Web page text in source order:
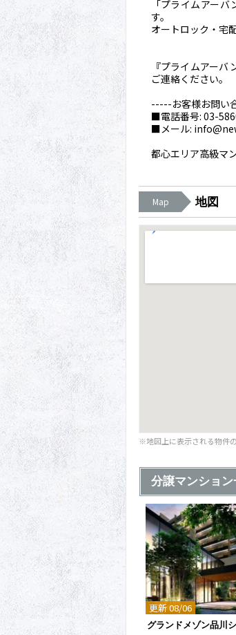
「プライムアー
す。
オートロック・宅
『プライムアー
ご連絡ください。
-----お客様お問
■電話番号: 03-
■メール:
都心エリア高級マ
Map 地図
※地図上に表示される物件
分譲マンション
更新 08/06